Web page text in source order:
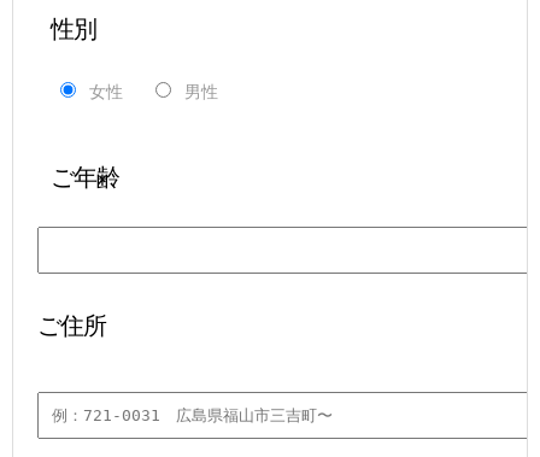
性別
女性 男性
ご年齢
ご住所